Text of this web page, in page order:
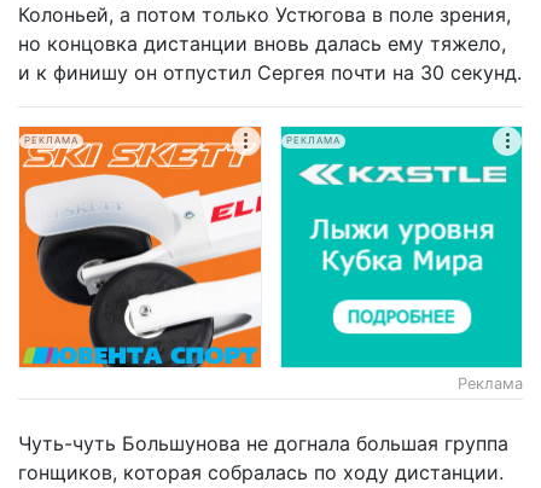
Колоньей, а потом только Устюгова в поле зрения,
но концовка дистанции вновь далась ему тяжело,
и к финишу он отпустил Сергея почти на 30 секунд.
РЕКЛАМА РЕКЛАМА
Реклама
Чуть-чуть Большунова не догнала большая группа
гонщиков, которая собралась по ходу дистанции.